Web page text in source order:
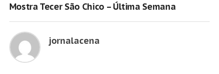
Mostra Tecer São Chico – Última Semana
jornalacena